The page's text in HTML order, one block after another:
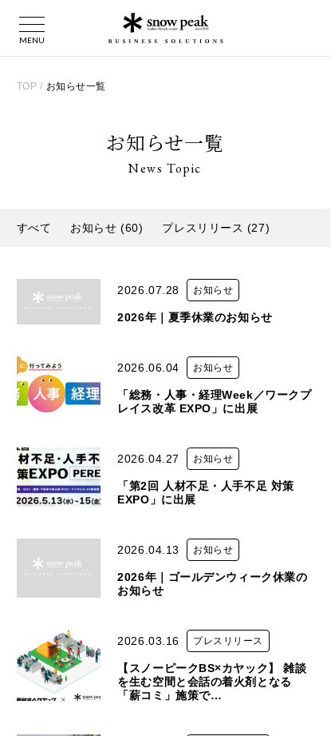
TOP / お知らせ一覧
お知らせ一覧
News Topic
すべて お知らせ (60) プレスリリース (27)
2026.07.28 お知らせ
2026年｜夏季休業のお知らせ
2026.06.04 お知らせ
「総務・人事・経理Week／ワークプ
レイス改革 EXPO」に出展
2026.04.27 お知らせ
「第2回 人材不足・人手不足 対策
EXPO」に出展
2026.04.13 お知らせ
2026年｜ゴールデンウィーク休業の
お知らせ
2026.03.16 プレスリリース
【スノーピークBS×カヤック】 雑談
を生む空間と会話の着火剤となる
「薪コミ」施策で…